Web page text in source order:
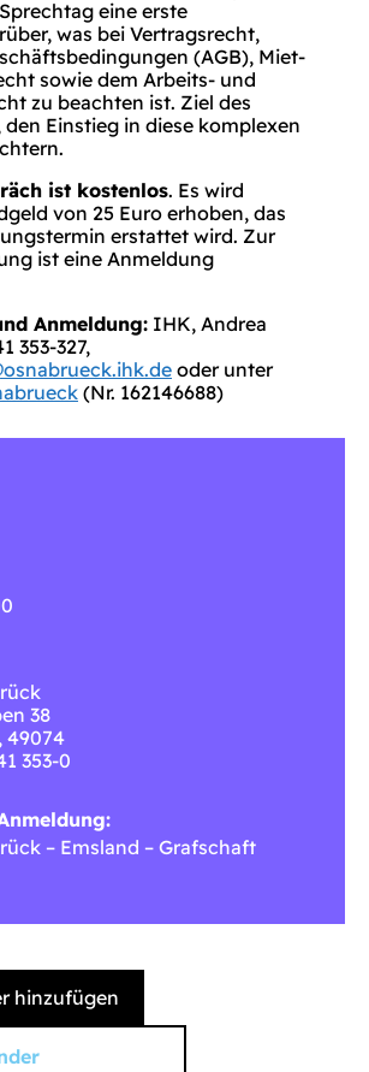
eine erste
was bei Vertragsrecht,
(AGB), Miet-
sowie dem Arbeits- und
zu beachten ist. Ziel des
Einstieg in diese komplexen
ist kostenlos. Es wird
von 25 Euro erhoben, das
erstattet wird. Zur
ist eine Anmeldung
Anmeldung: IHK, Andrea
353-327,
oder unter
(Nr. 162146688)
38
, 49074
353-0
– Emsland – Grafschaft
hinzufügen